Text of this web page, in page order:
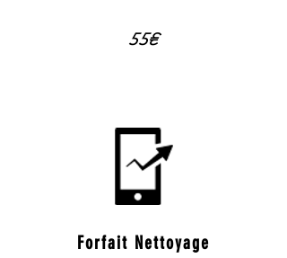
55€
Forfait Nettoyage